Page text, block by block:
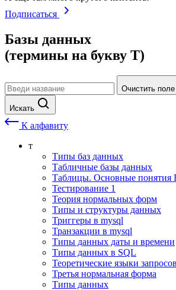
Подписаться
Базы данных
(термины на букву Т)
Очистить поле
Искать
К алфавиту
т
Типы баз данных
Табличные базы данных
Таблицы. Основные понятия
Тестирование 1
Теория нормальных форм
Типы и структуры данных
Триггеры в mysql
Транзакции в mysql
Типы данных даты и времени
Типы данных в SQL
Теоретические языки запросов
Третья нормальная форма
Типы данных